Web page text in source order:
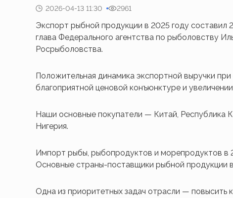
2026-04-13 11:30 2961
Экспорт рыбной продукции в 2025 году
глава Федерального агентства по рыболовству
Росрыболовства.
Положительная динамика экспортной выручки
благоприятной ценовой конъюнктуре и
Наши основные покупатели — Китай, Республика
Нигерия.
Импорт рыбы, рыбопродуктов и морепродуктов в
Основные страны-поставщики рыбной продукции
Одна из приоритетных задач отрасли —